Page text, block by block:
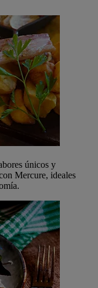
únicos y
Mercure, ideales